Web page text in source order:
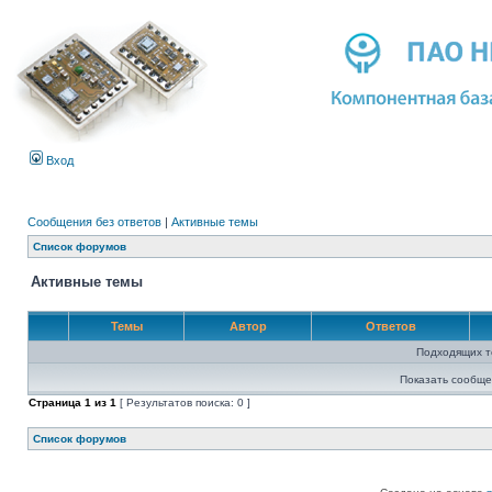
Вход
Сообщения без ответов | Активные темы
Список форумов
Активные темы
Темы Автор Ответов
Подходящих
Показать
Страница 1 из 1 [ Результатов поиска: 0 ]
Список форумов